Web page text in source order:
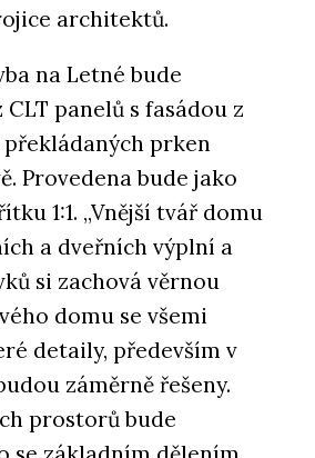
architektů.
na Letné bude
panelů s fasádou z
prken
Provedena bude jako
1:1. „Vnější tvář domu
a dveřních výplní a
si zachová věrnou
domu se všemi
detaily, především v
záměrně řešeny.
prostorů bude